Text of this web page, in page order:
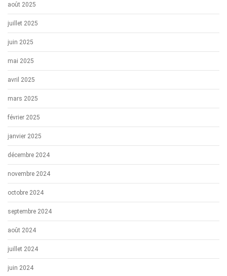
août 2025
juillet 2025
juin 2025
mai 2025
avril 2025
mars 2025
février 2025
janvier 2025
décembre 2024
novembre 2024
octobre 2024
septembre 2024
août 2024
juillet 2024
juin 2024